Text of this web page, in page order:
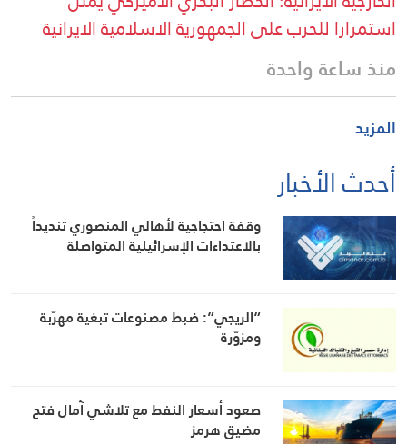
استمرارا للحرب على الجمهورية الاسلامية الايرانية
منذ ساعة واحدة
المزيد
أحدث الأخبار
وقفة احتجاجية لأهالي المنصوري تنديداً
بالاعتداءات الإسرائيلية المتواصلة
“الريجي”: ضبط مصنوعات تبغية مهرّبة
ومزوّرة
صعود أسعار النفط مع تلاشي آمال فتح
مضيق هرمز